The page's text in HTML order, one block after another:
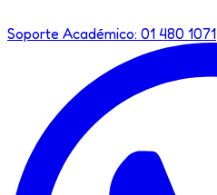
Soporte Académico: 01 480 1071